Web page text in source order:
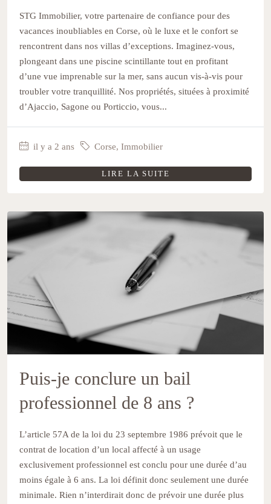
STG Immobilier, votre partenaire de confiance pour des
vacances inoubliables en Corse, où le luxe et le confort se
rencontrent dans nos villas d’exceptions. Imaginez-vous,
plongeant dans une piscine scintillante tout en profitant
d’une vue imprenable sur la mer, sans aucun vis-à-vis pour
troubler votre tranquillité. Nos propriétés, situées à proximité
d’Ajaccio, Sagone ou Porticcio, vous...
il y a 2 ans Corse, Immobilier
LIRE LA SUITE
Puis-je conclure un bail
professionnel de 8 ans ?
L’article 57A de la loi du 23 septembre 1986 prévoit que le
contrat de location d’un local affecté à un usage
exclusivement professionnel est conclu pour une durée d’au
moins égale à 6 ans. La loi définit donc seulement une durée
minimale. Rien n’interdirait donc de prévoir une durée plus